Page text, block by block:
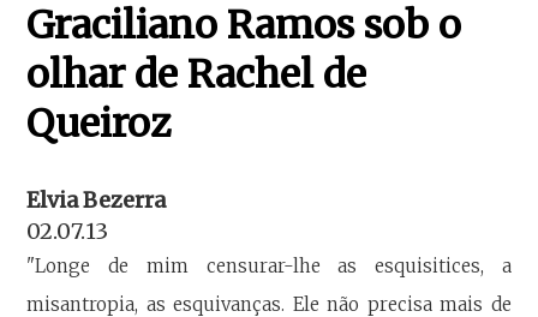
Graciliano Ramos sob o
olhar de Rachel de
Queiroz
Elvia Bezerra
02.07.13
"Longe de mim censurar-lhe as esquisitices, a
misantropia, as esquivanças. Ele não precisa mais de